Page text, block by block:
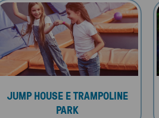
JUMP HOUSE E TRAMPOLINE
PARK